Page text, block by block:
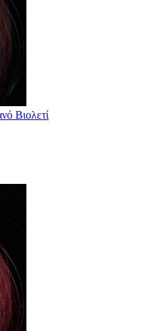
Βιολετί